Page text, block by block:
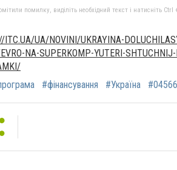
помилку, виділіть необхідний текст і натисніть
ITC.UA/UA/NOVINI/UKRAYINA-
NA-SUPERKOMP-YUTERI-
#фінансування #Україна #04566